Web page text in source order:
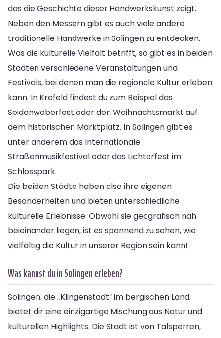
das die Geschichte dieser Handwerkskunst zeigt.
Neben den Messern gibt es auch viele andere
traditionelle Handwerke in Solingen zu entdecken.
Was die kulturelle Vielfalt betrifft, so gibt es in beiden
Städten verschiedene Veranstaltungen und
Festivals, bei denen man die regionale Kultur erleben
kann. In Krefeld findest du zum Beispiel das
Seidenweberfest oder den Weihnachtsmarkt auf
dem historischen Marktplatz. In Solingen gibt es
unter anderem das Internationale
Straßenmusikfestival oder das Lichterfest im
Schlosspark.
Die beiden Städte haben also ihre eigenen
Besonderheiten und bieten unterschiedliche
kulturelle Erlebnisse. Obwohl sie geografisch nah
beieinander liegen, ist es spannend zu sehen, wie
vielfältig die Kultur in unserer Region sein kann!
Was kannst du in Solingen erleben?
Solingen, die „Klingenstadt“ im bergischen Land,
bietet dir eine einzigartige Mischung aus Natur und
kulturellen Highlights. Die Stadt ist von Talsperren,